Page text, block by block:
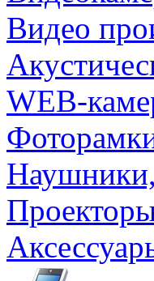
Видео
WEB-